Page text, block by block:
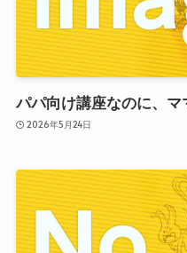
パパ向け講座なのに、
2026年5月24日